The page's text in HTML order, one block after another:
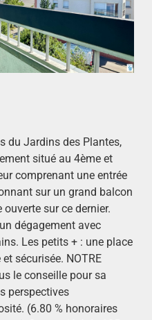
du Jardins des Plantes,
situé au 4ème et
comprenant une entrée
sur un grand balcon
sur ce dernier.
dégagement avec
Les petits + : une place
sécurisée. NOTRE
le conseille pour sa
perspectives
(6.80 % honoraires